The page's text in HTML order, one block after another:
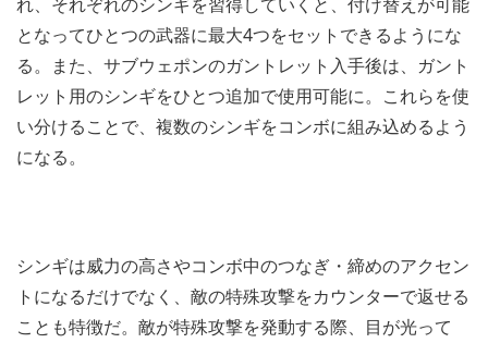
となってひとつの武器に最大4つをセットできるようにな
る。また、サブウェポンのガントレット入手後は、ガント
レット用のシンギをひとつ追加で使用可能に。これらを使
い分けることで、複数のシンギをコンボに組み込めるよう
になる。
シンギは威力の高さやコンボ中のつなぎ・締めのアクセン
トになるだけでなく、敵の特殊攻撃をカウンターで返せる
ことも特徴だ。敵が特殊攻撃を発動する際、目が光って